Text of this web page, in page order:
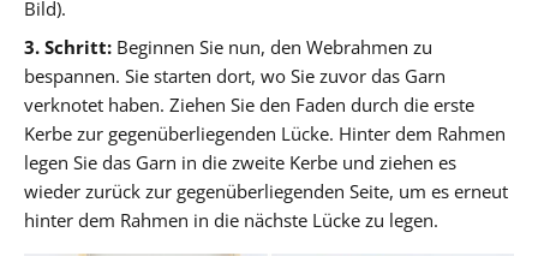
Bild).
3. Schritt: Beginnen Sie nun, den Webrahmen zu
bespannen. Sie starten dort, wo Sie zuvor das Garn
verknotet haben. Ziehen Sie den Faden durch die erste
Kerbe zur gegenüberliegenden Lücke. Hinter dem Rahmen
legen Sie das Garn in die zweite Kerbe und ziehen es
wieder zurück zur gegenüberliegenden Seite, um es erneut
hinter dem Rahmen in die nächste Lücke zu legen.